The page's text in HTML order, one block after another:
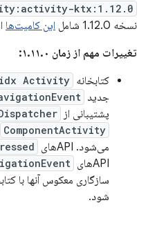
ktx:1.12.0
نسخه 1.12.0 شامل
این کامیت‌ها
تغییرات مهم از زمان ۱.۱۱.۰:
کتابخانه Activity
جدید
پشتیبانی از
ComponentActivity
می‌شود. APIهای
APIهای
سازگاری معکوس آنها با
شود.